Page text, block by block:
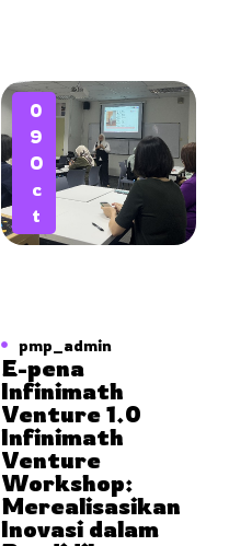
0
9
O
c
t
pmp_admin
E-pena
Infinimath
Venture 1.0
Infinimath
Venture
Workshop:
Merealisasikan
Inovasi dalam